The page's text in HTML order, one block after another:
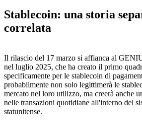
Stablecoin: una storia
correlata
Il rilascio del 17 marzo si affianca al
nel luglio 2025, che ha creato il primo
specificamente per le stablecoin di
probabilmente non solo legittimerà le
mercato nel loro utilizzo, ma creerà anche
nelle transazioni quotidiane all'interno del
statunitense.